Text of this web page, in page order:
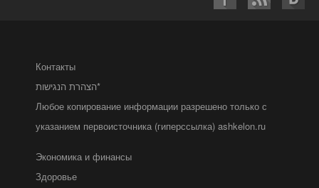
Контакты
הצהרת הנגישות*
Любое копирование информации разрешено только с
указанием первоисточника (гиперссылка) ashkelon.ru
Экономика и финансы
Здоровье